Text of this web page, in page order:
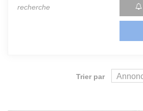
recherche
Trier par